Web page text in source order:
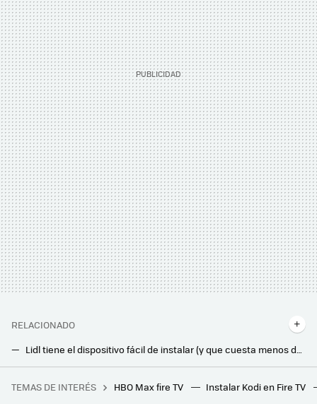
RELACIONADO
Lidl tiene el dispositivo fácil de instalar (y que cuesta menos de 8 euros) con el que podrás añadir un plus de seguridad a tu hogar
Llega el viernes (30 de enero) a Lidl esta herramienta por menos de 25 euros y que te será muy útil en casa
Este chiste de 'Los Simpson' que no entendí jamás esconde una increíble historia sobre la mayor decepción televisiva de la historia: el tesoro de Al Capone
TEMAS DE INTERÉS HBO Max fire TV Instalar Kodi en Fire TV